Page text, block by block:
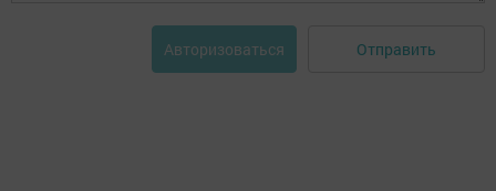
Авторизоваться Отправить